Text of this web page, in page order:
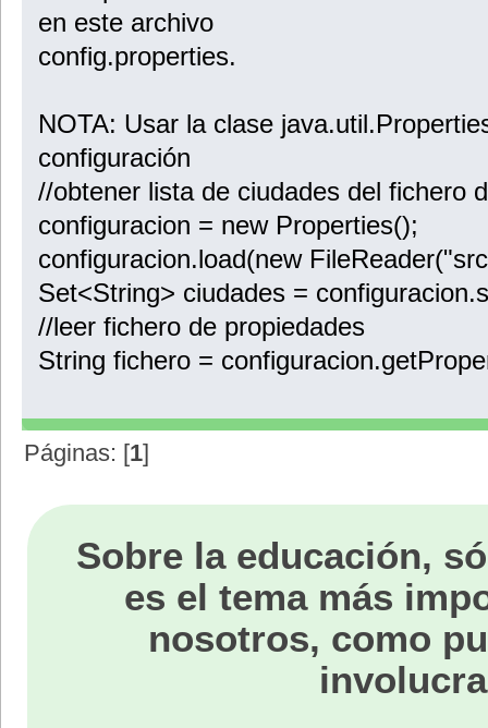
en este archivo
config.properties.
NOTA: Usar la clase
configuración
//obtener lista de ciudades del fichero
configuracion = new Properties();
configuracion.load(new
Set<String> ciudades =
//leer fichero de propiedades
String fichero =
Páginas: [1]
Sobre la educación,
es el tema más
nosotros, como